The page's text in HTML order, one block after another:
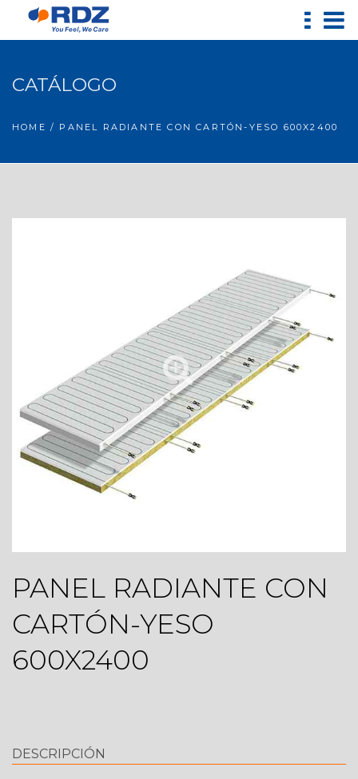
CATÁLOGO
HOME / PANEL RADIANTE CON CARTÓN-YESO 600X2400
PANEL RADIANTE CON
CARTÓN-YESO
600X2400
DESCRIPCIÓN